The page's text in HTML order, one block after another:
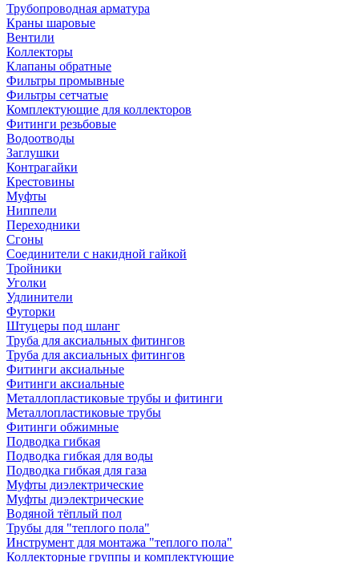
Трубопроводная арматура
Краны шаровые
Вентили
Коллекторы
Клапаны обратные
Фильтры промывные
Фильтры сетчатые
Комплектующие для коллекторов
Фитинги резьбовые
Водоотводы
Заглушки
Контрагайки
Крестовины
Муфты
Ниппели
Переходники
Сгоны
Соединители с накидной гайкой
Тройники
Уголки
Удлинители
Футорки
Штуцеры под шланг
Труба для аксиальных фитингов
Труба для аксиальных фитингов
Фитинги аксиальные
Фитинги аксиальные
Металлопластиковые трубы и фитинги
Металлопластиковые трубы
Фитинги обжимные
Подводка гибкая
Подводка гибкая для воды
Подводка гибкая для газа
Муфты диэлектрические
Муфты диэлектрические
Водяной тёплый пол
Трубы для "теплого пола"
Инструмент для монтажа "теплого пола"
Коллекторные группы и комплектующие